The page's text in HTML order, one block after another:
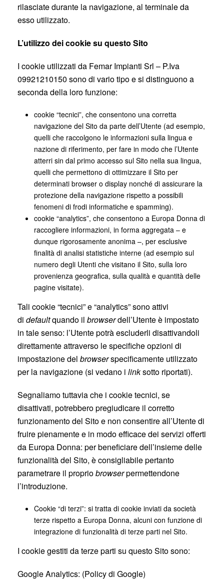
rilasciate durante la navigazione, al terminale da
esso utilizzato.
L’utilizzo dei cookie su questo Sito
I cookie utilizzati da Femar Impianti Srl – P.Iva
09921210150 sono di vario tipo e si distinguono a
seconda della loro funzione:
cookie “tecnici”, che consentono una corretta
navigazione del Sito da parte dell’Utente (ad esempio,
quelli che raccolgono le informazioni sulla lingua e
nazione di riferimento, per fare in modo che l’Utente
atterri sin dal primo accesso sul Sito nella sua lingua,
quelli che permettono di ottimizzare il Sito per
determinati browser o display nonché di assicurare la
protezione della navigazione rispetto a possibili
fenomeni di frodi informatiche e spamming).
cookie “analytics”, che consentono a Europa Donna di
raccogliere informazioni, in forma aggregata – e
dunque rigorosamente anonima –, per esclusive
finalità di analisi statistiche interne (ad esempio sul
numero degli Utenti che visitano il Sito, sulla loro
provenienza geografica, sulla qualità e quantità delle
pagine visitate).
Tali cookie “tecnici” e “analytics” sono attivi
di defaultquando il browserdell’Utente è impostato
in tale senso: l’Utente potrà escluderli disattivandoli
direttamente attraverso le specifiche opzioni di
impostazione del browserspecificamente utilizzato
per la navigazione (si vedano i linksotto riportati).
Segnaliamo tuttavia che i cookie tecnici, se
disattivati, potrebbero pregiudicare il corretto
funzionamento del Sito e non consentire all’Utente di
fruire pienamente e in modo efficace dei servizi offerti
da Europa Donna: per beneficiare dell’insieme delle
funzionalità del Sito, è consigliabile pertanto
parametrare il propriobrowserpermettendone
l’introduzione.
Cookie “di terzi”: si tratta di cookie inviati da società
terze rispetto a Europa Donna, alcuni con funzione di
integrazione di funzionalità di terze parti nel Sito.
I cookie gestiti da terze parti su questo Sito sono:
Google Analytics: (Policy di Google)